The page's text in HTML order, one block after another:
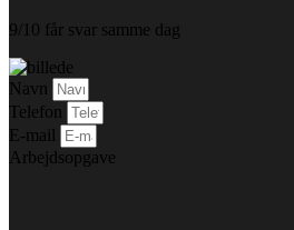
9/10 får svar samme dag
Navn
Telefon
E-mail
Arbejdsopgave